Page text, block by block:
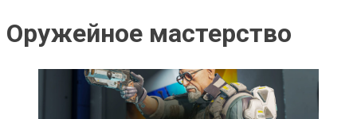
Оружейное мастерство